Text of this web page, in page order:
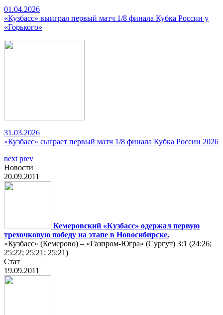
01.04.2026
«Кузбасс» выиграл первый матч 1/8 финала Кубка России у
«Горького»
31.03.2026
«Кузбасс» сыграет первый матч 1/8 финала Кубка России 2026
next prev
Новости
20.09.2011
Кемеровский «Кузбасс» одержал первую
трехочковую победу на этапе в Новосибирске.
«Кузбасс» (Кемерово) – «Газпром-Югра» (Сургут) 3:1 (24:26;
25:22; 25:21; 25:21)
Стат
19.09.2011